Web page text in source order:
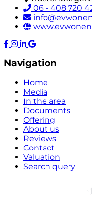
06 - 408 720
Navigation
Home
Media
In the area
Documents
Offering
About us
Reviews
Contact
Valuation
Search query